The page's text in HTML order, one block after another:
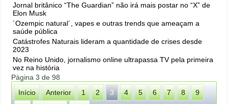
Jornal britânico “The Guardian” não irá mais postar no “X” de
Elon Musk
´Ozempic natural´, vapes e outras trends que ameaçam a
saúde pública
Catástrofes Naturais lideram a quantidade de crises desde
2023
No Reino Unido, jornalismo online ultrapassa TV pela primeira
vez na história
Página 3 de 98
Início
Anterior 1 2 3 4 5 6 7 8
9